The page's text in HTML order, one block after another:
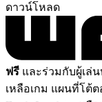
ดาวน์โหลด
ฟรี และร่วมกับผู้เล่
เหลือเกม แผนที่โต้ต